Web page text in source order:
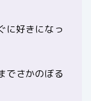
に好きになっ
でさかのぼる